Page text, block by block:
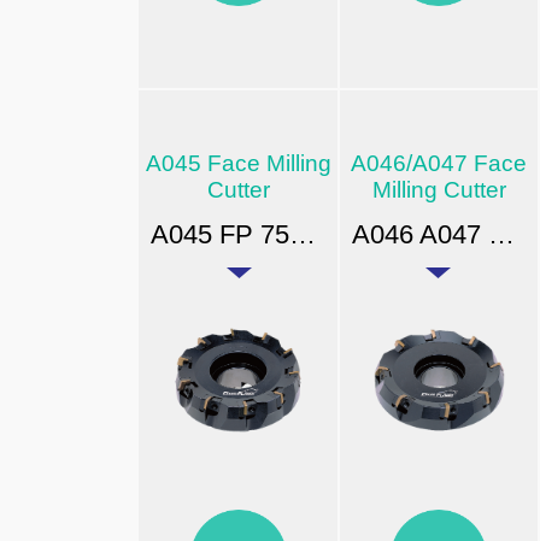
A045 Face Milling
Cutter
A045 FP 75° 平面铣刀
A046/A047 Face
Milling Cutter
A046 A047 535,435 65° 平面铣刀